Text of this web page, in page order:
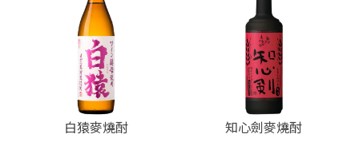
白猿麥燒酎 知心劍麥燒酎